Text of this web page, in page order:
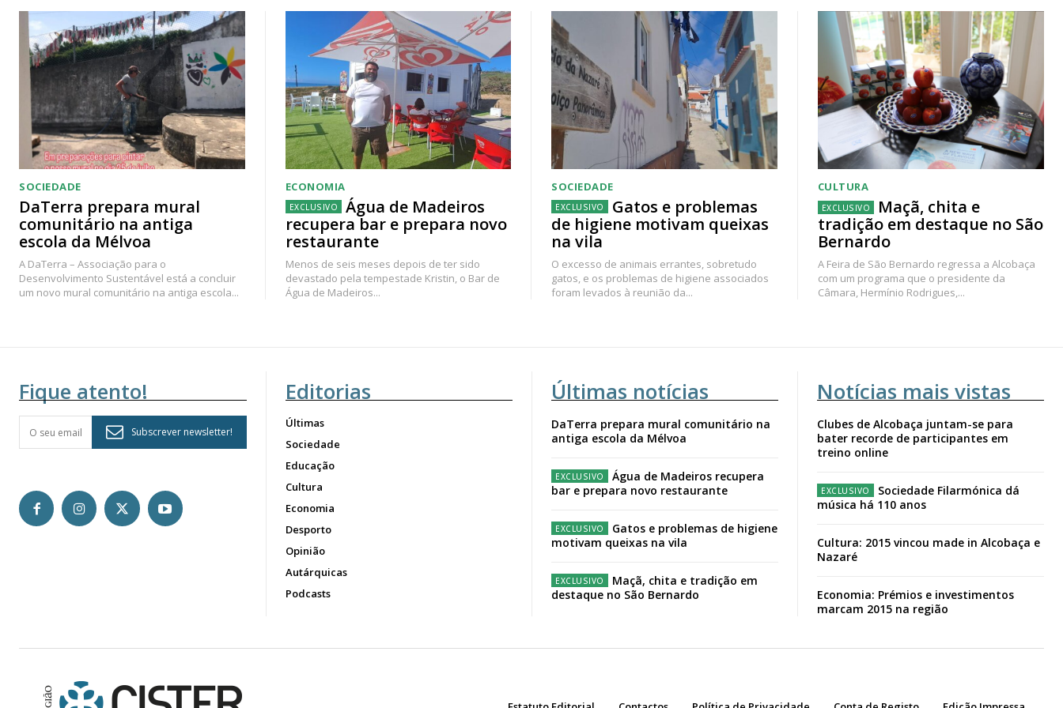
SOCIEDADE
DaTerra prepara mural
comunitário na antiga
escola da Mélvoa
A DaTerra – Associação para o
Desenvolvimento Sustentável está a concluir
um novo mural comunitário na antiga escola...
ECONOMIA
Água de Madeiros
recupera bar e prepara novo
restaurante
Menos de seis meses depois de ter sido
devastado pela tempestade Kristin, o Bar de
Água de Madeiros...
SOCIEDADE
Gatos e problemas
de higiene motivam queixas
na vila
O excesso de animais errantes, sobretudo
gatos, e os problemas de higiene associados
foram levados à reunião da...
CULTURA
Maçã, chita e
tradição em destaque no São
Bernardo
A Feira de São Bernardo regressa a Alcobaça
com um programa que o presidente da
Câmara, Hermínio Rodrigues,...
Fique atento!
Subscrever newsletter!
Editorias
Últimas
Sociedade
Educação
Cultura
Economia
Desporto
Opinião
Autárquicas
Podcasts
Últimas notícias
DaTerra prepara mural comunitário na
antiga escola da Mélvoa
Água de Madeiros recupera
bar e prepara novo restaurante
Gatos e problemas de higiene
motivam queixas na vila
Maçã, chita e tradição em
destaque no São Bernardo
Notícias mais vistas
Clubes de Alcobaça juntam-se para
bater recorde de participantes em
treino online
Sociedade Filarmónica dá
música há 110 anos
Cultura: 2015 vincou made in Alcobaça e
Nazaré
Economia: Prémios e investimentos
marcam 2015 na região